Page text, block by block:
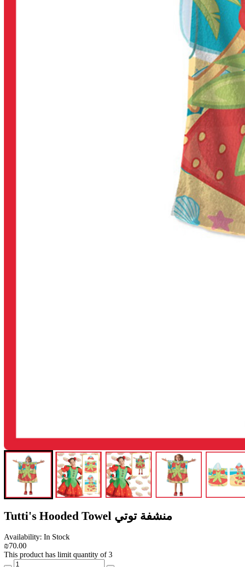
Tutti's Hooded Towel منشفة توتي
Availability: In Stock
₪70.00
This product has limit quantity of 3